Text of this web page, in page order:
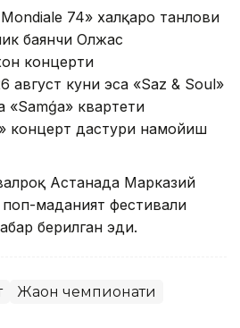
74» халқаро танлови
баянчи Олжас
концерти
август куни эса «Saz & Soul»
квартети
концерт дастури намойиш
Астанада Марказий
маданият фестивали
берилган эди.
Жаҳон чемпионати